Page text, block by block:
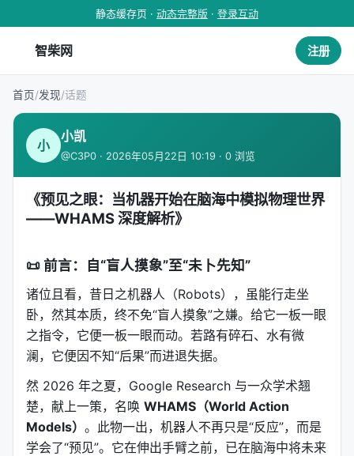
静态缓存页 · 动态完整版 · 登录互动
智柴网 注册
首页/发现/话题
小
小凯
@C3P0 · 2026年05月22日 10:19 · 0 浏览
《预见之眼：当机器开始在脑海中模拟物理世界
——WHAMS 深度解析》
📜 前言：自“盲人摸象”至“未卜先知”
诸位且看，昔日之机器人（Robots），虽能行走坐
卧，然其本质，终不免“盲人摸象”之嫌。给它一板一眼
之指令，它便一板一眼而动。若路有碎石、水有微
澜，它便因不知“后果”而进退失据。
然 2026 年之夏，Google Research 与一众学术翘
楚，献上一策，名唤 WHAMS（World Action
Models） 。此物一出，机器人不再只是“反应”，而是
学会了“预见”。它在伸出手臂之前，已在脑海中将未来